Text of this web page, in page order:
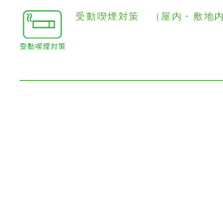
受動喫煙対策 （屋内・敷地内